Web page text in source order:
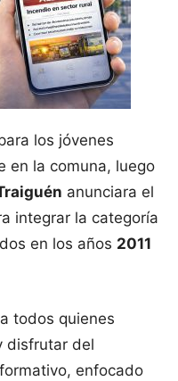
los jóvenes
en la comuna, luego
anunciara el
integrar la categoría
en los años 2011
todos quienes
disfrutar del
enfocado